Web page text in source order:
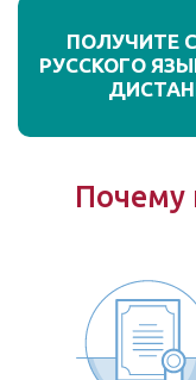
ПОЛУЧИТЕ
РУССКОГО
Почему